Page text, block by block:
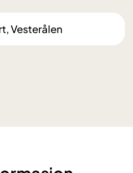
Vesterålen